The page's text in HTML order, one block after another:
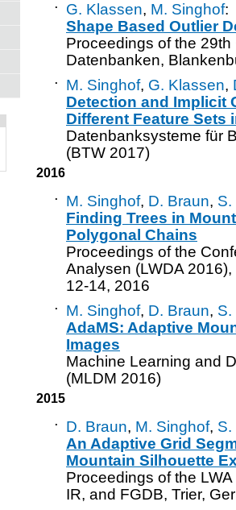
· G. Klassen, M. Singhof:
Shape Based Outlier
Proceedings of the
Datenbanken,
· M. Singhof, G. Klassen,
Detection and Implicit
Different Feature Sets
Datenbanksysteme für
(BTW 2017)
2016
· M. Singhof, D. Braun, S.
Finding Trees in
Polygonal Chains
Proceedings of the
Analysen (LWDA
12-14, 2016
· M. Singhof, D. Braun, S.
AdaMS: Adaptive
Images
Machine Learning and
(MLDM 2016)
2015
· D. Braun, M. Singhof, S.
An Adaptive Grid
Mountain Silhouette
Proceedings of the
IR, and FGDB, Trier,